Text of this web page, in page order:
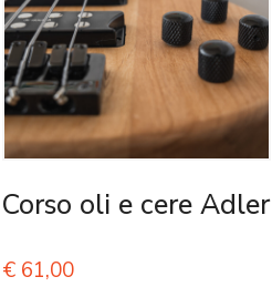
Corso oli e cere Adler
€ 61,00